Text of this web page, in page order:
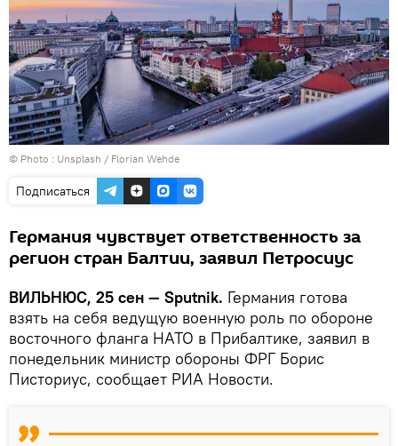
© Photo : Unsplash / Florian Wehde
Подписаться
Германия чувствует ответственность за
регион стран Балтии, заявил Петросиус
ВИЛЬНЮС, 25 сен — Sputnik. Германия готова
взять на себя ведущую военную роль по обороне
восточного фланга НАТО в Прибалтике, заявил в
понедельник министр обороны ФРГ Борис
Писториус, сообщает РИА Новости.